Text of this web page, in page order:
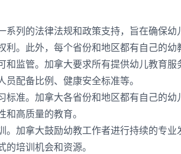
系列的法律法规和政策支持，旨在确保
利。此外，每个省份和地区都有自己的幼
和监管。加拿大要求所有提供幼儿教育
配备比例、健康安全标准等。
标准。加拿大各省份和地区都有自己的
高质量的教育。
。加拿大鼓励幼教工作者进行持续的专
培训机会和资源。